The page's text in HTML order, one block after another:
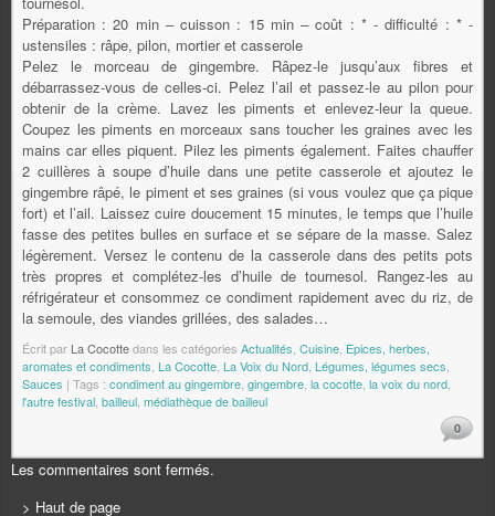
Préparation : 20 min – cuisson : 15 min – coût : * - difficulté : * -
ustensiles : râpe, pilon, mortier et casserole
Pelez le morceau de gingembre. Râpez-le jusqu’aux fibres et
débarrassez-vous de celles-ci. Pelez l’ail et passez-le au pilon pour
obtenir de la crème. Lavez les piments et enlevez-leur la queue.
Coupez les piments en morceaux sans toucher les graines avec les
mains car elles piquent. Pilez les piments également. Faites chauffer
2 cuillères à soupe d’huile dans une petite casserole et ajoutez le
gingembre râpé, le piment et ses graines (si vous voulez que ça pique
fort) et l’ail. Laissez cuire doucement 15 minutes, le temps que l’huile
fasse des petites bulles en surface et se sépare de la masse. Salez
légèrement. Versez le contenu de la casserole dans des petits pots
très propres et complétez-les d’huile de tournesol. Rangez-les au
réfrigérateur et consommez ce condiment rapidement avec du riz, de
la semoule, des viandes grillées, des salades…
Écrit par La Cocottedans les catégories Actualités Cuisine Epices, herbes,
aromates et condiments La Cocotte La Voix du Nord Légumes, légumes secs
Sauces | Tags : condiment au gingembre gingembre la cocotte la voix du nord
l'autre festival bailleul médiathèque de bailleul
0
Les commentaires sont fermés.
> Haut de page